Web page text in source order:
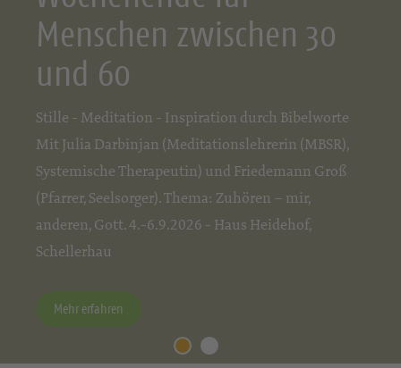
Menschen zwischen 30
und 60
Stille - Meditation - Inspiration durch Bibelworte
Mit Julia Darbinjan (Meditationslehrerin (MBSR),
Systemische Therapeutin) und Friedemann Groß
(Pfarrer, Seelsorger). Thema: Zuhören – mir,
anderen, Gott. 4.-6.9.2026 - Haus Heidehof,
Schellerhau
Mehr erfahren